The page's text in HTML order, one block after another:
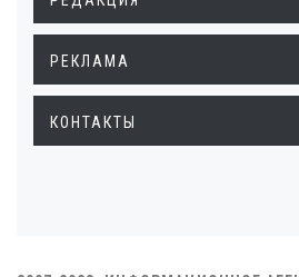
РЕКЛАМА
КОНТАКТЫ